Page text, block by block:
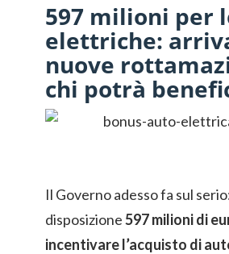
597 milioni per
elettriche:
nuove
chi potrà
Il Governo adesso fa sul
disposizione597 milioni di
incentivare l’acquisto di